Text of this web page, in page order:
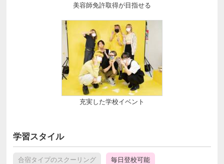
美容師免許取得が目指せる
充実した学校イベント
学習スタイル
合宿タイプのスクーリング 毎日登校可能